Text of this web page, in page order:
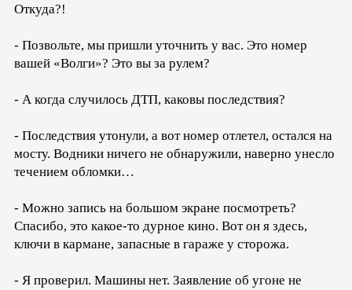
Откуда?!
- Позвольте, мы пришли уточнить у вас. Это номер
вашей «Волги»? Это вы за рулем?
- А когда случилось ДТП, каковы последствия?
- Последствия утонули, а вот номер отлетел, остался на
мосту. Водники ничего не обнаружили, наверно унесло
течением обломки…
- Можно запись на большом экране посмотреть?
Спасибо, это какое-то дурное кино. Вот он я здесь,
ключи в кармане, запасные в гараже у сторожа.
- Я проверил. Машины нет. Заявление об угоне не